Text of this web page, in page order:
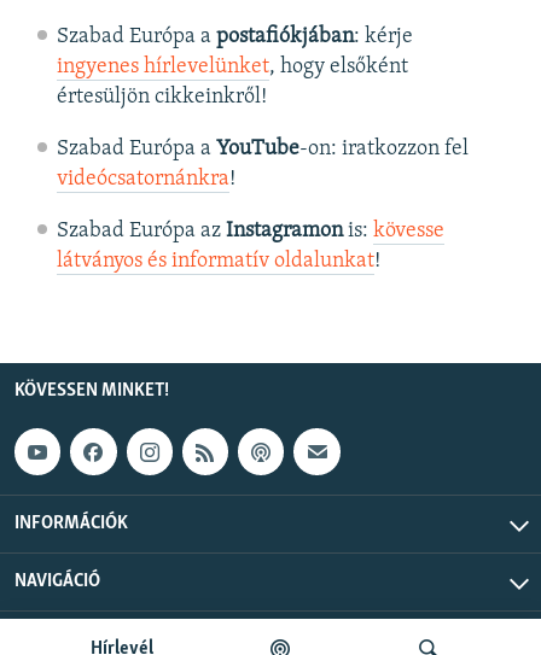
Hírlevél
Szabad Európa a postafiókjában: kérje
ingyenes hírlevelünket, hogy elsőként
értesüljön cikkeinkről!
Szabad Európa a YouTube-on: iratkozzon fel
videócsatornánkra!
Szabad Európa az Instagramonis: kövesse
látványos és informatív oldalunkat! ​
KÖVESSEN MINKET!
INFORMÁCIÓK
NAVIGÁCIÓ
Szabad Európa © 2026 RFE/RL, Inc. Minden jog fenntartva.